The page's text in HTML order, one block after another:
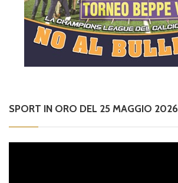
SPORT IN ORO DEL 25 MAGGIO 2026